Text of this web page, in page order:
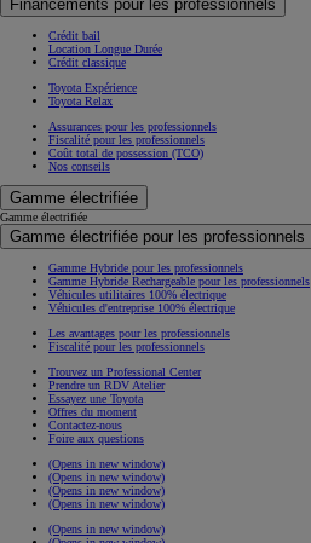
Financements pour les professionnels
Crédit bail
Location Longue Durée
Crédit classique
Toyota Expérience
Toyota Relax
Assurances pour les professionnels
Fiscalité pour les professionnels
Coût total de possession (TCO)
Nos conseils
Gamme électrifiée
Gamme électrifiée
Gamme électrifiée pour les professionnels
Gamme Hybride pour les professionnels
Gamme Hybride Rechargeable pour les professionnels
Véhicules utilitaires 100% électrique
Véhicules d'entreprise 100% électrique
Les avantages pour les professionnels
Fiscalité pour les professionnels
Trouvez un Professional Center
Prendre un RDV Atelier
Essayez une Toyota
Offres du moment
Contactez-nous
Foire aux questions
(Opens in new window)
(Opens in new window)
(Opens in new window)
(Opens in new window)
(Opens in new window)